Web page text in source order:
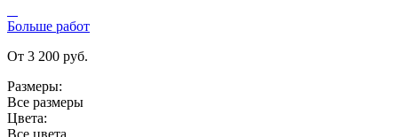
Больше работ
От 3 200 руб.
Размеры:
Все размеры
Цвета:
Все цвета